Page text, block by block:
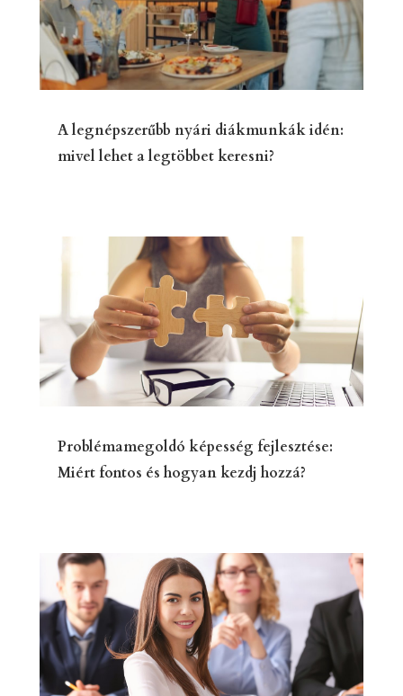
A legnépszerűbb nyári diákmunkák idén:
mivel lehet a legtöbbet keresni?
Problémamegoldó képesség fejlesztése:
Miért fontos és hogyan kezdj hozzá?